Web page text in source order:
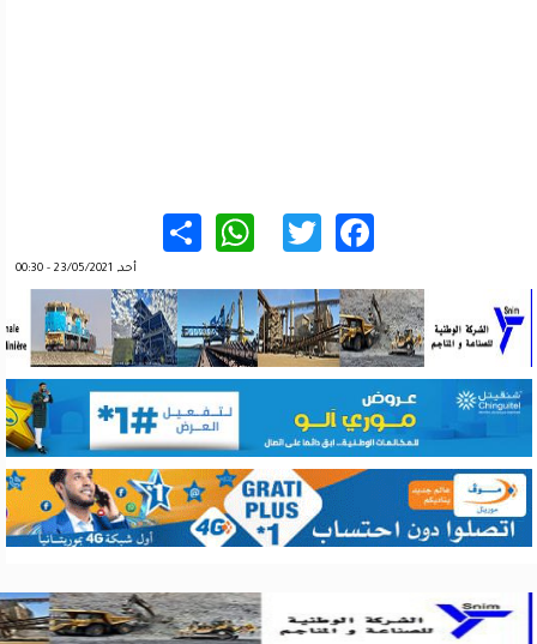
Facebook
Twitter
WhatsApp
أحد, 23/05/2021 - 00:30